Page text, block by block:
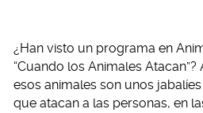
¿Han visto un programa en
“Cuando los Animales
esos animales son unos
que atacan a las personas, en